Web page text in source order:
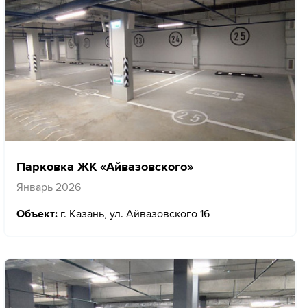
Парковка ЖК «Айвазовского»
Январь 2026
Объект: г. Казань, ул. Айвазовского 16